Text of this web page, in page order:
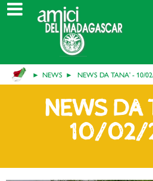
NEWS NEWS DA TANA' - 10/
NEWS DA
10/02/